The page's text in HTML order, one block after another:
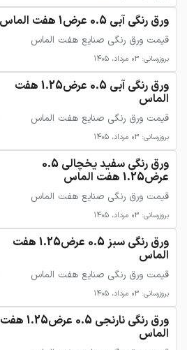
ورق رنگی آبی 0.5 عرض1 هفت الماس
قیمت ورق رنگی صنایع هفت الماس
بروزرسانی: 03 مرداد، 1405
ورق رنگی آبی 0.5 عرض1.25 هفت
الماس
قیمت ورق رنگی صنایع هفت الماس
بروزرسانی: 03 مرداد، 1405
ورق رنگی سفید یخچالی 0.5
عرض1.25 هفت الماس
قیمت ورق رنگی صنایع هفت الماس
بروزرسانی: 03 مرداد، 1405
ورق رنگی سبز 0.5 عرض1.25 هفت
الماس
قیمت ورق رنگی صنایع هفت الماس
بروزرسانی: 03 مرداد، 1405
ورق رنگی نارنجی 0.5 عرض1.25 هفت
الماس